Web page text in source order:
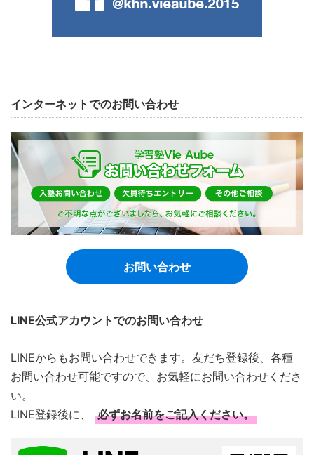
インターネットでのお問い合わせ
お問い合わせ
LINE公式アカウントでのお問い合わせ
LINEからもお問い合わせできます。友だち登録後、各種
お問い合わせ可能ですので、お気軽にお問い合わせくださ
い。
LINE登録後に、
必ずお名前をご記入ください。